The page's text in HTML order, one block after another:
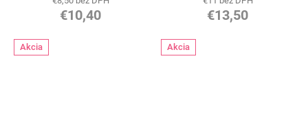
€10,40 €13,50
Akcia Akcia